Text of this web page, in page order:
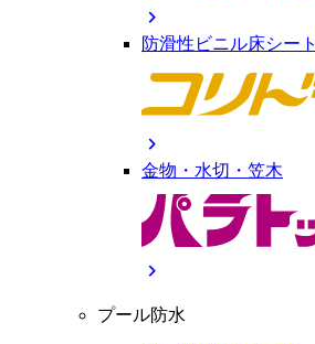
chevron_right
防滑性ビニル床シート
chevron_right
金物・水切・笠木
chevron_right
プール防水